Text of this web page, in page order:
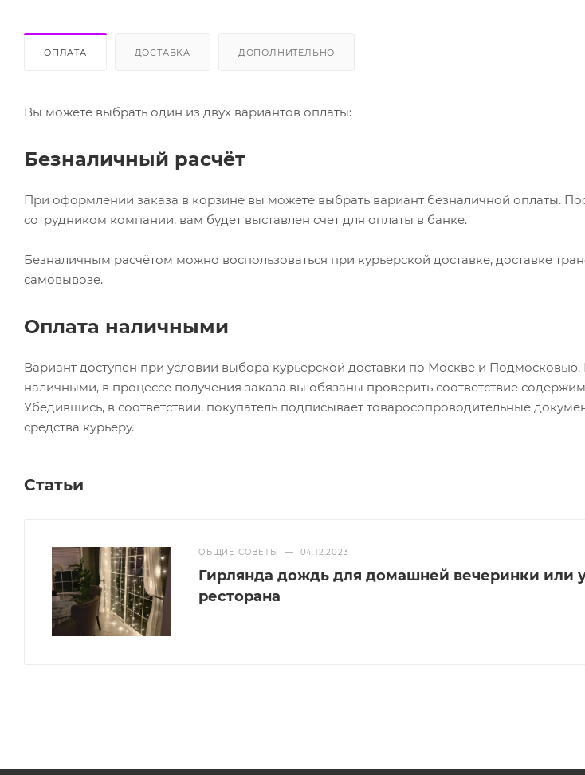
ОПЛАТА ДОСТАВКА ДОПОЛНИТЕЛЬНО
Вы можете выбрать один из двух вариантов оплаты:
Безналичный расчёт
При оформлении заказа в корзине вы можете выбрать вариант безналичной оплаты.
сотрудником компании, вам будет выставлен счет для оплаты в банке.
Безналичным расчётом можно воспользоваться при курьерской доставке, доставке
самовывозе.
Оплата наличными
Вариант доступен при условии выбора курьерской доставки по Москве и
наличными, в процессе получения заказа вы обязаны проверить соответствие
Убедившись, в соответствии, покупатель подписывает товаросопроводительные
средства курьеру.
Статьи
ОБЩИЕ СОВЕТЫ — 04.12.2023
Гирлянда дождь для домашней вечеринки или
ресторана